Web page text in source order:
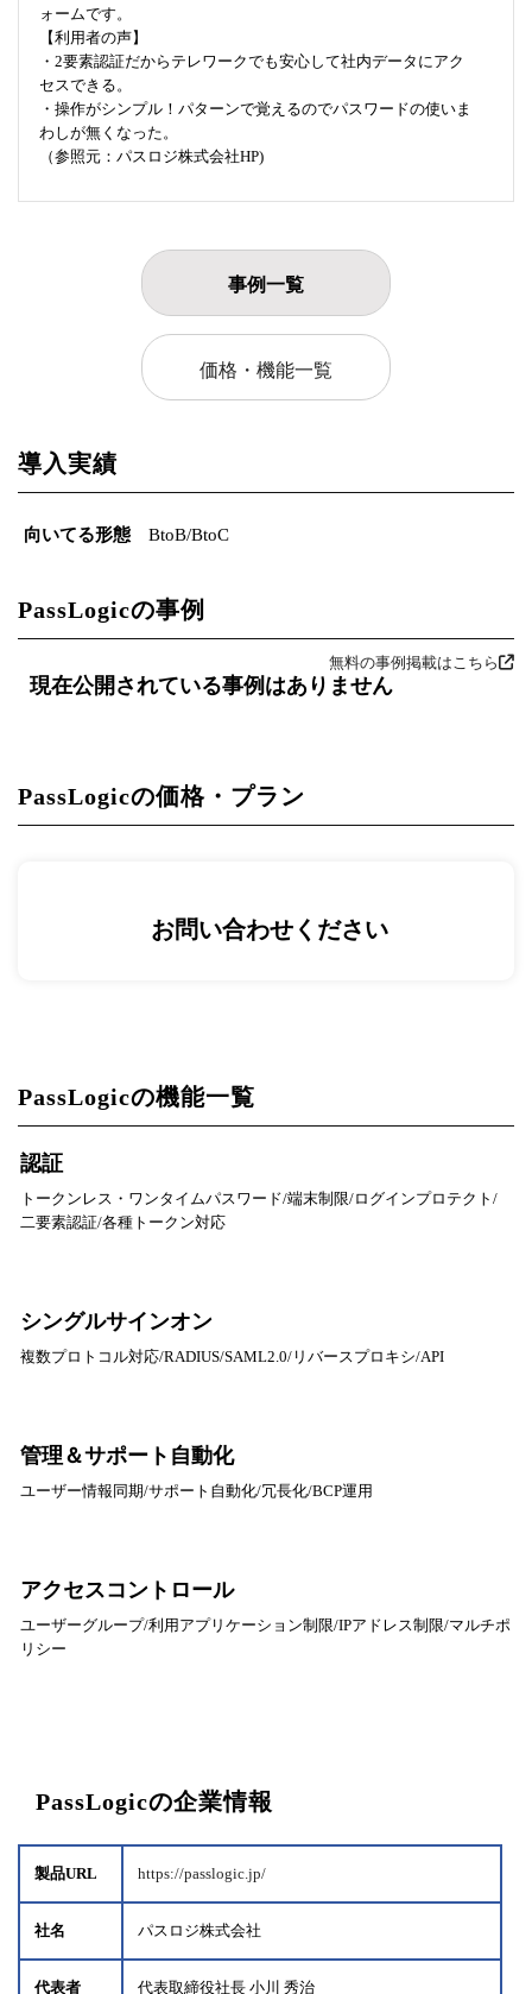
ォームです。
【利用者の声】
・2要素認証だからテレワークでも安心して社内データにアク
セスできる。
・操作がシンプル！パターンで覚えるのでパスワードの使いま
わしが無くなった。
（参照元：パスロジ株式会社HP)
事例一覧
価格・機能一覧
導入実績
向いてる形態 BtoB/BtoC
PassLogicの事例
無料の事例掲載はこちら
現在公開されている事例はありません
PassLogicの価格・プラン
お問い合わせください
PassLogicの機能一覧
認証
トークンレス・ワンタイムパスワード/端末制限/ログインプロテクト/
二要素認証/各種トークン対応
シングルサインオン
複数プロトコル対応/RADIUS/SAML2.0/リバースプロキシ/API
管理＆サポート自動化
ユーザー情報同期/サポート自動化/冗長化/BCP運用
アクセスコントロール
ユーザーグループ/利用アプリケーション制限/IPアドレス制限/マルチポ
リシー
PassLogicの企業情報
製品URL https://passlogic.jp/
社名 パスロジ株式会社
代表者 代表取締役社長 小川 秀治